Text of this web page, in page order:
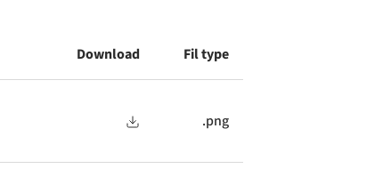
Download Fil type
.png